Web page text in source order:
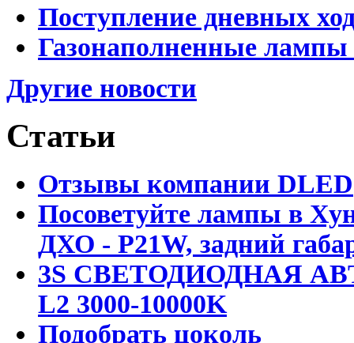
Поступление дневных
Газонаполненные
Другие новости
Статьи
Отзывы компании DLED
Посоветуйте лампы в
ДХО - P21W, задний
3S СВЕТОДИОДНАЯ
L2 3000-10000K
Подобрать цоколь